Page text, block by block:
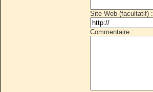
Site Web (facultatif) :
Commentaire :